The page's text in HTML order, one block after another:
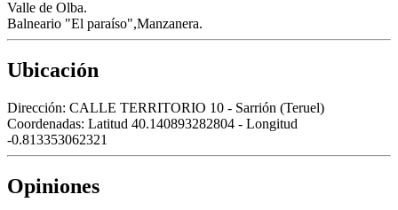
Valle de Olba.
Balneario "El paraíso",Manzanera.
Ubicación
Dirección: CALLE TERRITORIO 10 - Sarrión (Teruel)
Coordenadas: Latitud 40.140893282804 - Longitud
-0.813353062321
Opiniones